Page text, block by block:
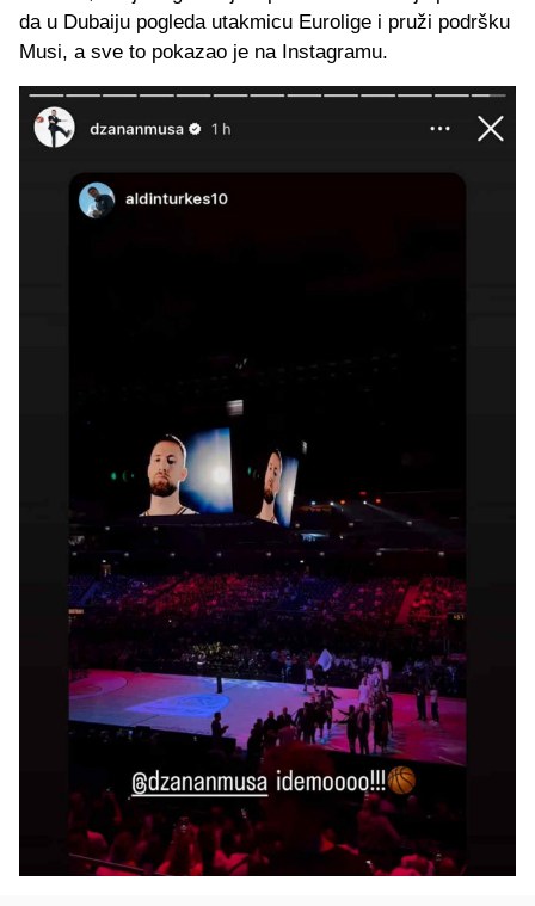
da u Dubaiju pogleda utakmicu Eurolige i pruži podršku
Musi, a sve to pokazao je na Instagramu.